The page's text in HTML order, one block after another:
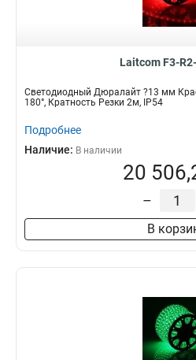
Laitcom F3-
Светодиодный Дюралайт ?13 мм
180°, Кратность Резки 2м, IP54
Подробнее
Наличие: В наличии
20
–
В